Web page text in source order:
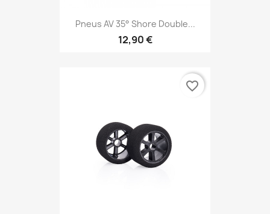
Pneus AV 35° Shore Double...
12,90 €
favorite_border